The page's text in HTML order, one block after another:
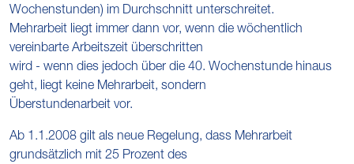
Wochenstunden) im Durchschnitt unterschreitet.
Mehrarbeit liegt immer dann vor, wenn die wöchentlich
vereinbarte Arbeitszeit überschritten
wird - wenn dies jedoch über die 40. Wochenstunde hinaus
geht, liegt keine Mehrarbeit, sondern
Überstundenarbeit vor.
Ab 1.1.2008 gilt als neue Regelung, dass Mehrarbeit
grundsätzlich mit 25 Prozent des